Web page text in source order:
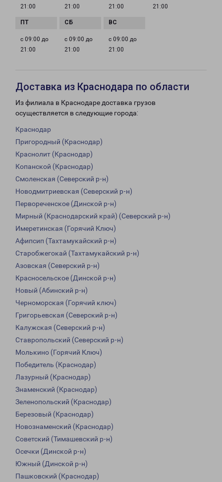
21:00 21:00 21:00 21:00
с 09:00 до
21:00
с 09:00 до
21:00
с 09:00 до
21:00
Доставка из Краснодара по области
Из филиала в Краснодаре доставка грузов
осуществляется в следующие города:
Краснодар
Пригородный (Краснодар)
Краснолит (Краснодар)
Копанской (Краснодар)
Смоленская (Северский р-н)
Новодмитриевская (Северский р-н)
Первореченское (Динской р-н)
Мирный (Краснодарский край) (Северский р-н)
Имеретинская (Горячий Ключ)
Афипсип (Тахтамукайский р-н)
Старобжегокай (Тахтамукайский р-н)
Азовская (Северский р-н)
Красносельское (Динской р-н)
Новый (Абинский р-н)
Черноморская (Горячий ключ)
Григорьевская (Северский р-н)
Калужская (Северский р-н)
Ставропольский (Северский р-н)
Молькино (Горячий Ключ)
Победитель (Краснодар)
Лазурный (Краснодар)
Знаменский (Краснодар)
Зеленопольский (Краснодар)
Березовый (Краснодар)
Новознаменский (Краснодар)
Советский (Тимашевский р-н)
Осечки (Динской р-н)
Южный (Динской р-н)
Пашковский (Краснодар)